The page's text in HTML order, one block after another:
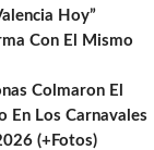
Hoy”
Con El Mismo
Colmaron El
En Los Carnavales
(+Fotos)